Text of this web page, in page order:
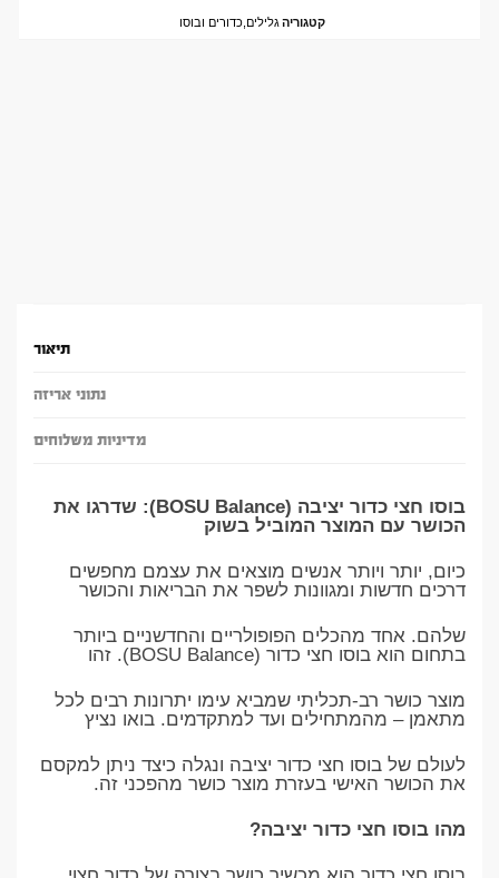
קטגוריה גלילים,כדורים ובוסו
תיאור
נתוני אריזה
מדיניות משלוחים
בוסו חצי כדור יציבה (BOSU Balance): שדרגו את
הכושר עם המוצר המוביל בשוק
כיום, יותר ויותר אנשים מוצאים את עצמם מחפשים
דרכים חדשות ומגוונות לשפר את הבריאות והכושר
שלהם. אחד מהכלים הפופולריים והחדשניים ביותר
בתחום הוא בוסו חצי כדור (BOSU Balance). זהו
מוצר כושר רב-תכליתי שמביא עימו יתרונות רבים לכל
מתאמן – מהמתחילים ועד למתקדמים. בואו נציץ
לעולם של בוסו חצי כדור יציבה ונגלה כיצד ניתן למקסם
את הכושר האישי בעזרת מוצר כושר מהפכני זה.
מהו בוסו חצי כדור יציבה?